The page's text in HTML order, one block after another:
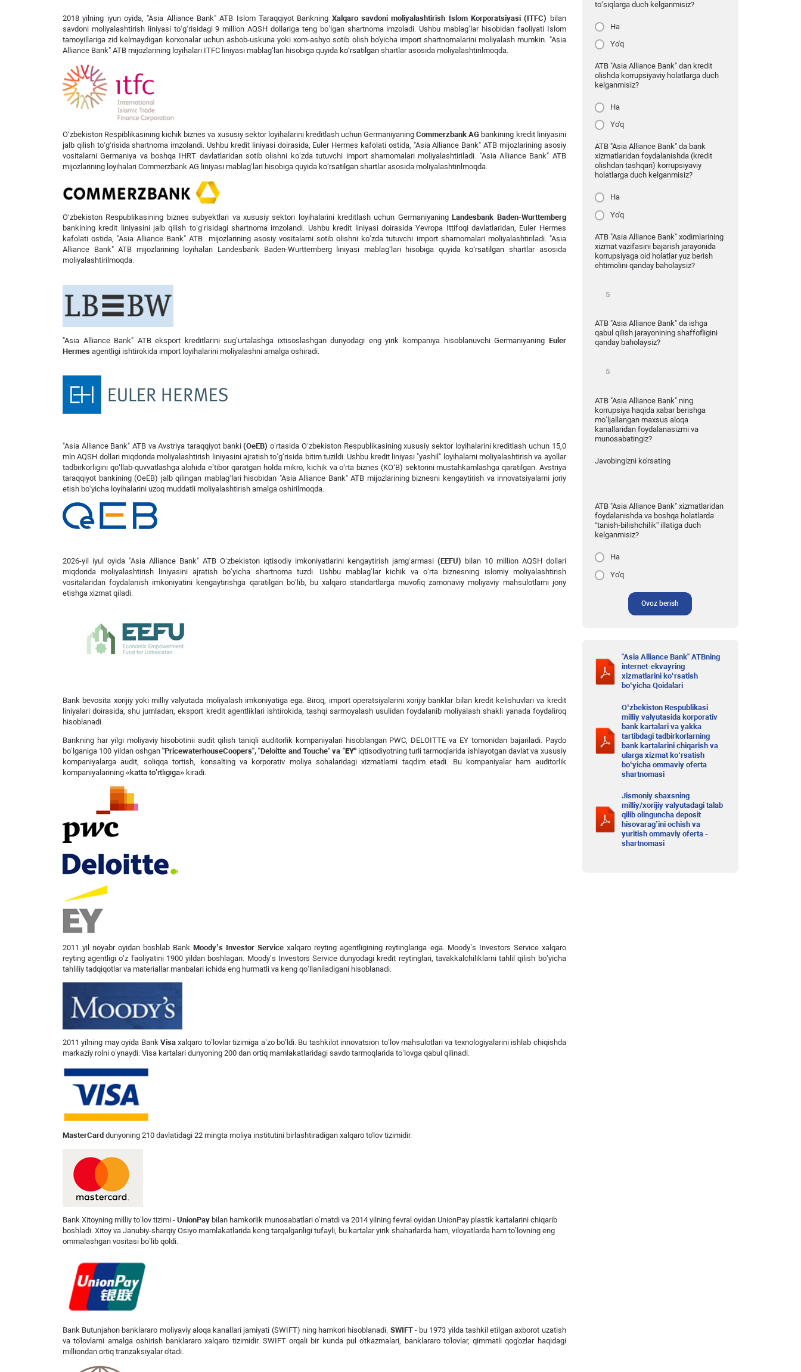
2018 yilning iyun oyida, "Asia Alliance Bank" ATB Islom Taraqqiyot Bankning Xalqaro savdoni moliyalashtirish Islom Korporatsiyasi (ITFC) bilan
savdoni moliyalashtirish liniyasi to‘g‘risidagi 9 million AQSH dollariga teng bo’lgan shartnoma imzoladi. Ushbu mablag’lar hisobidan faoliyati Islom
tamoyillariga zid kelmaydigan korxonalar uchun asbob-uskuna yoki xom-ashyo sotib olish bo'yicha import shartnomalarini moliyalash mumkin. "Asia
Alliance Bank" ATB mijozlarining loyihalari ITFC liniyasi mablag‘lari hisobiga quyida ko‘rsatilgan shartlar asosida moliyalashtirilmoqda.
O‘zbekiston Respiblikasining kichik biznes va xususiy sektor loyihalarini kreditlash uchun Germaniyaning Commerzbank AG bankining kredit liniyasini
jalb qilish to‘g‘risida shartnoma imzolandi. Ushbu kredit liniyasi doirasida, Euler Hermes kafolati ostida, "Asia Alliance Bank" ATB mijozlarining asosiy
vositalarni Germaniya va boshqa IHRT davlatlaridan sotib olishni ko‘zda tutuvchi import sharnomalari moliyalashtiriladi. "Asia Alliance Bank" ATB
mijozlarining loyihalari Commerzbank AG liniyasi mablag‘lari hisobiga quyida ko‘rsatilgan shartlar asosida moliyalashtirilmoqda.
O‘zbekiston Respublikasining biznes subyektlari va xususiy sektori loyihalarini kreditlash uchun GermaniyaningLandesbank Baden-Wurttemberg
bankining kredit liniyasini jalb qilish to‘g‘risidagi shartnoma imzolandi. Ushbu kredit liniyasi doirasida Yevropa Ittifoqi davlatlaridan, Euler Hermes
kafolati ostida, "Asia Alliance Bank" ATB mijozlarining asosiy vositalarni sotib olishni ko‘zda tutuvchi import sharnomalari moliyalashtiriladi. "Asia
Alliance Bank" ATB mijozlarining loyihalari Landesbank Baden-Wurttemberg liniyasi mablag‘lari hisobiga quyida ko‘rsatilgan shartlar asosida
moliyalashtirilmoqda.
"Asia Alliance Bank" ATB eksport kreditlarini sug’urtalashga ixtisoslashgan dunyodagi eng yirik kompaniya hisoblanuvchi Germaniyaning Euler
Hermes agentligi ishtirokida import loyihalarini moliyalashni amalga oshiradi.
"Asia Alliance Bank" ATB va Avstriya taraqqiyot banki(OeEB) o‘rtasida O‘zbekiston Respublikasining xususiy sektor loyihalarini kreditlash uchun 15,0
mln AQSH dollari miqdorida moliyalashtirish liniyasini ajratish to‘g‘risida bitim tuzildi. Ushbu kredit liniyasi "yashil" loyihalarni moliyalashtirish va ayollar
tadbirkorligini qo‘llab-quvvatlashga alohida e’tibor qaratgan holda mikro, kichik va o‘rta biznes (KO‘B) sektorini mustahkamlashga qaratilgan. Avstriya
taraqqiyot bankining (OeEB) jalb qilingan mablag‘lari hisobidan "Asia Alliance Bank" ATB mijozlarining biznesni kengaytirish va innovatsiyalarni joriy
etish bo‘yicha loyihalarini uzoq muddatli moliyalashtirish amalga oshirilmoqda.
2026-yil iyul oyida "Asia Alliance Bank" ATB O‘zbekiston iqtisodiy imkoniyatlarini kengaytirish jamg‘armasi (EEFU) bilan 10 million AQSH dollari
miqdorida moliyalashtirish liniyasini ajratish bo‘yicha shartnoma tuzdi. Ushbu mablag‘lar kichik va o‘rta biznesning islomiy moliyalashtirish
vositalaridan foydalanish imkoniyatini kengaytirishga qaratilgan bo‘lib, bu xalqaro standartlarga muvofiq zamonaviy moliyaviy mahsulotlarni joriy
etishga xizmat qiladi.
Bank bevosita xorijiy yoki milliy valyutada moliyalash imkoniyatiga ega. Biroq, import operatsiyalarini xorijiy banklar bilan kredit kelishuvlari va kredit
liniyalari doirasida, shu jumladan, eksport kredit agentliklari ishtirokida, tashqi sarmoyalash usulidan foydalanib moliyalash shakli yanada foydaliroq
hisoblanadi.
Bankning har yilgi moliyaviy hisobotinii audit qilish taniqli auditorlik kompaniyalari hisoblangan PWC, DELOITTE va EY tomonidan bajariladi. Paydo
bo’lganiga 100 yildan oshgan"PricewaterhouseCoopers","Deloitte and Touche" va "EY" iqtisodiyotning turli tarmoqlarida ishlayotgan davlat va xususiy
kompaniyalarga audit, soliqqa tortish, konsalting va korporativ moliya sohalaridagi xizmatlarni taqdim etadi. Bu kompaniyalar ham auditorlik
kompaniyalarining «katta to’rtligiga» kiradi.
2011 yil noyabr oyidan boshlab BankMoody’s Investor Service xalqaro reyting agentligining reytinglariga ega. Moody’s Investors Service xalqaro
reyting agentligi o’z faoliyatini 1900 yildan boshlagan. Moody’s Investors Service dunyodagi kredit reytinglari, tavakkalchiliklarni tahlil qilish bo’yicha
tahliliy tadqiqotlar va materiallar manbalari ichida eng hurmatli va keng qo’llaniladigani hisoblanadi.
2011 yilning may oyida BankVisa xalqaro to’lovlar tizimiga a’zo bo’ldi. Bu tashkilot innovatsion to’lov mahsulotlari va texnologiyalarini ishlab chiqishda
markaziy rolni o’ynaydi. Visa kartalari dunyoning 200 dan ortiq mamlakatlaridagi savdo tarmoqlarida to’lovga qabul qilinadi.
MasterCard dunyoning 210 davlatidagi 22 mingta moliya institutini birlashtiradigan xalqaro to'lov tizimidir.
Bank Xitoyning milliy to’lov tizimi - UnionPay bilan hamkorlik munosabatlari o’rnatdi va 2014 yilning fevral oyidan UnionPay plastik kartalarini chiqarib
boshladi. Xitoy va Janubiy-sharqiy Osiyo mamlakatlarida keng tarqalganligi tufayli, bu kartalar yirik shaharlarda ham, viloyatlarda ham to’lovning eng
ommalashgan vositasi bo’lib qoldi.
Bank Butunjahon banklararo moliyaviy aloqa kanallari jamiyati (SWIFT) ning hamkori hisoblanadi. SWIFT- bu 1973 yilda tashkil etilgan axborot uzatish
va to'lovlarni amalga oshirish banklararo xalqaro tizimidir. SWIFT orqali bir kunda pul o'tkazmalari, banklararo to'lovlar, qimmatli qog'ozlar haqidagi
milliondan ortiq tranzaksiyalar o'tadi.
to‘siqlarga duch kelganmisiz?
Ha
Yo'q
ATB "Asia Alliance Bank" dan kredit
olishda korrupsiyaviy holatlarga duch
kelganmisiz?
Ha
Yo'q
ATB "Asia Alliance Bank" da bank
xizmatlaridan foydalanishda (kredit
olishdan tashqari) korrupsiyaviy
holatlarga duch kelganmisiz?
Ha
Yo'q
ATB "Asia Alliance Bank" xodimlarining
xizmat vazifasini bajarish jarayonida
korrupsiyaga oid holatlar yuz berish
ehtimolini qanday baholaysiz?
ATB "Asia Alliance Bank" da ishga
qabul qilish jarayonining shaffofligini
qanday baholaysiz?
ATB "Asia Alliance Bank" ning
korrupsiya haqida xabar berishga
mo‘ljallangan maxsus aloqa
kanallaridan foydalanasizmi va
munosabatingiz?
Javobingizni ko'rsating
ATB "Asia Alliance Bank" xizmatlaridan
foydalanishda va boshqa holatlarda
“tanish-bilishchilik” illatiga duch
kelganmisiz?
Ha
Yo'q
Ovoz berish
"Asia Alliance Bank" ATBning
internet-ekvayring
xizmatlarini ko‘rsatish
bo‘yicha Qoidalari
O‘zbekiston Respublikasi
milliy valyutasida korporativ
bank kartalari va yakka
tartibdagi tadbirkorlarning
bank kartalarini chiqarish va
ularga xizmat ko‘rsatish
bo‘yicha ommaviy oferta
shartnomasi
Jismoniy shaxsning
milliy/xorijiy valyutadagi talab
qilib olinguncha deposit
hisovarag’ini ochish va
yuritish ommaviy oferta -
shartnomasi